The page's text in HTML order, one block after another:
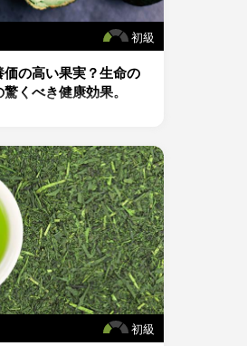
初級
の高い果実？生命の
くべき健康効果。
初級